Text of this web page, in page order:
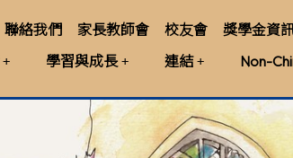
聯絡我們 家長教師會 校友會 獎學金資
學習與成長 連結 Non-